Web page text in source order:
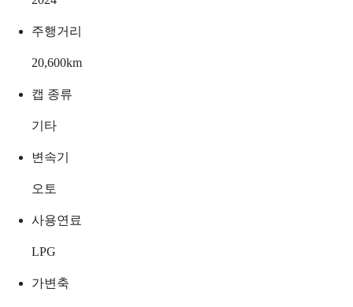
주행거리
20,600km
캡 종류
기타
변속기
오토
사용연료
LPG
가변축